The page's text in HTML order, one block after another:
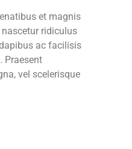
et magnis
ridiculus
ac facilisis
Praesent
vel scelerisque